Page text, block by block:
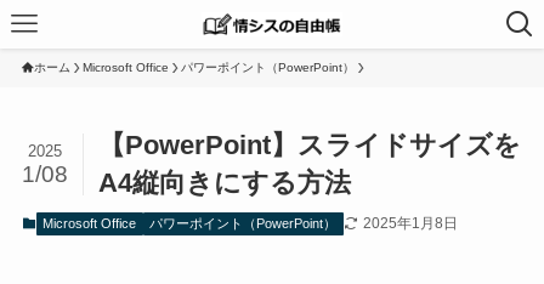
ホーム Microsoft Office パワーポイント（PowerPoint）
【PowerPoint】スライドサイズを
A4縦向きにする方法
2025
1/08
Microsoft Office パワーポイント（PowerPoint） 2025年1月8日